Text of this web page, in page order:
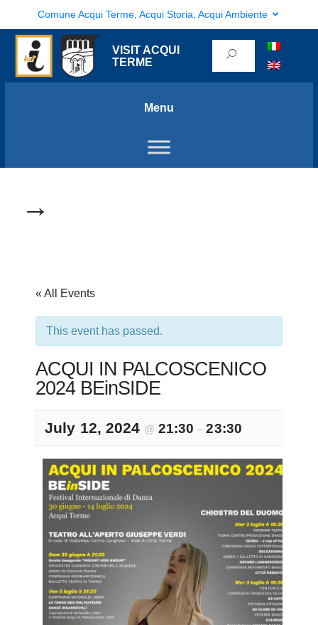
Comune Acqui Terme, Acqui Storia, Acqui Ambiente
VISIT ACQUI
TERME
Menu
→
« All Events
This event has passed.
ACQUI IN PALCOSCENICO
2024 BEinSIDE
July 12, 2024 @ 21:30–23:30